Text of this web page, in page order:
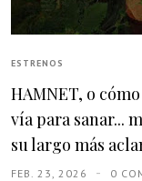
ESTRENOS
HAMNET, o
vía para sanar...
su largo más
FEB. 23, 2026 0